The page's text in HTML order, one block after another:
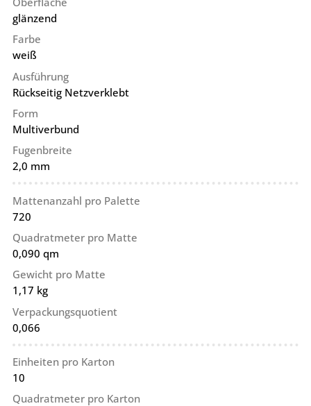
glänzend
Farbe
weiß
Ausführung
Rückseitig Netzverklebt
Form
Multiverbund
Fugenbreite
2,0 mm
Mattenanzahl pro Palette
720
Quadratmeter pro Matte
0,090 qm
Gewicht pro Matte
1,17 kg
Verpackungsquotient
0,066
Einheiten pro Karton
10
Quadratmeter pro Karton